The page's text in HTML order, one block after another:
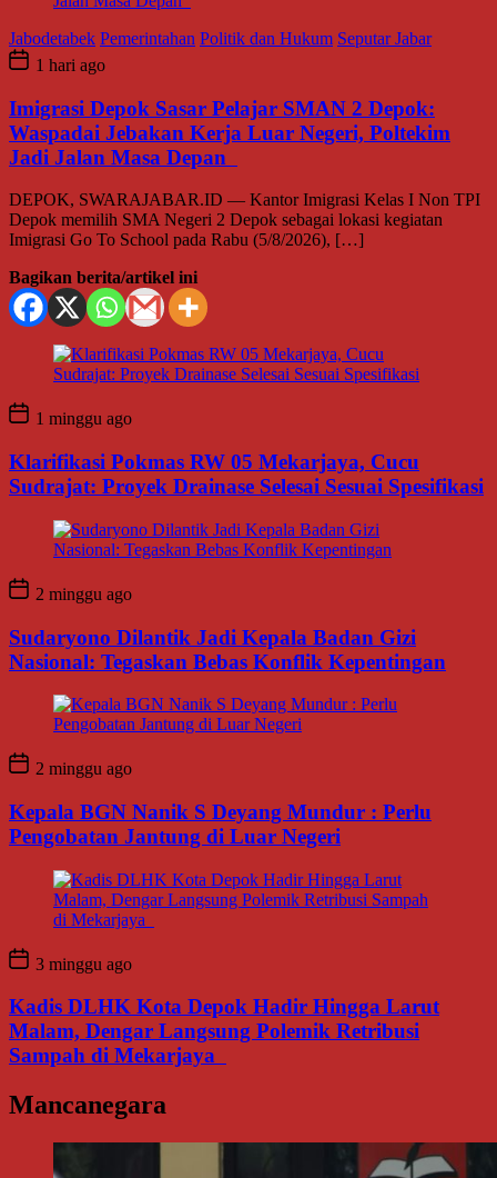
Jabodetabek Pemerintahan Politik dan Hukum Seputar Jabar
1 hari ago
Imigrasi Depok Sasar Pelajar SMAN 2 Depok:
Waspadai Jebakan Kerja Luar Negeri, Poltekim
Jadi Jalan Masa Depan
DEPOK, SWARAJABAR.ID — Kantor Imigrasi Kelas I Non TPI
Depok memilih SMA Negeri 2 Depok sebagai lokasi kegiatan
Imigrasi Go To School pada Rabu (5/8/2026), […]
Bagikan berita/artikel ini
1 minggu ago
Klarifikasi Pokmas RW 05 Mekarjaya, Cucu
Sudrajat: Proyek Drainase Selesai Sesuai Spesifikasi
2 minggu ago
Sudaryono Dilantik Jadi Kepala Badan Gizi
Nasional: Tegaskan Bebas Konflik Kepentingan
2 minggu ago
Kepala BGN Nanik S Deyang Mundur : Perlu
Pengobatan Jantung di Luar Negeri
3 minggu ago
Kadis DLHK Kota Depok Hadir Hingga Larut
Malam, Dengar Langsung Polemik Retribusi
Sampah di Mekarjaya
Mancanegara